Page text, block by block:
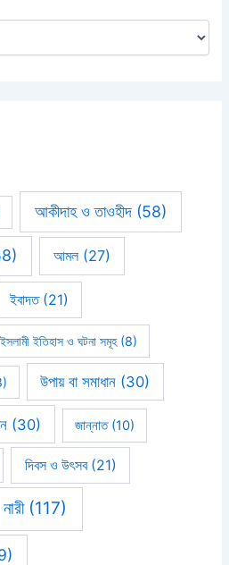
আকীদাহ ও তাওহীদ(58)
আমল(27)
ইবাদত(21)
ইসলামী ইতিহাস ও ঘটনা সমূহ(8)
উপায় বা সমাধান (30)
(30) জান্নাত(10)
দিবস ও উৎসব(21)
নারী(117)